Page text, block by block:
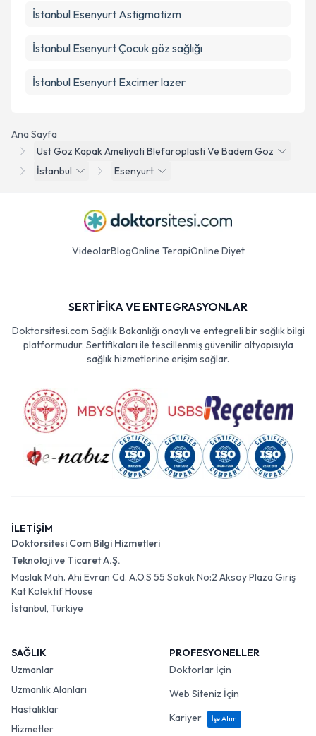
Ana Sayfa
Ust Goz Kapak Ameliyati Blefaroplasti Ve Badem Goz
İstanbul
Esenyurt
İstanbul Esenyurt Astigmatizm
İstanbul Esenyurt Çocuk göz sağlığı
İstanbul Esenyurt Excimer lazer
VideolarBlogOnline TerapiOnline Diyet
SERTİFİKA VE ENTEGRASYONLAR
Doktorsitesi.com Sağlık Bakanlığı onaylı ve entegreli bir sağlık bilgi
platformudur. Sertifikaları ile tescillenmiş güvenilir altyapısıyla
sağlık hizmetlerine erişim sağlar.
İLETİŞİM
Doktorsitesi Com Bilgi Hizmetleri
Teknoloji ve Ticaret A.Ş.
Maslak Mah. Ahi Evran Cd. A.O.S 55 Sokak No:2 Aksoy Plaza Giriş
Kat Kolektif House
İstanbul, Türkiye
SAĞLIK
Uzmanlar
Uzmanlık Alanları
Hastalıklar
Hizmetler
PROFESYONELLER
Doktorlar İçin
Web Siteniz İçin
Kariyer
İşe Alım